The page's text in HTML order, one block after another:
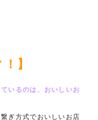
】
いるのは、おいしいお
ぎ方式でおいしいお店